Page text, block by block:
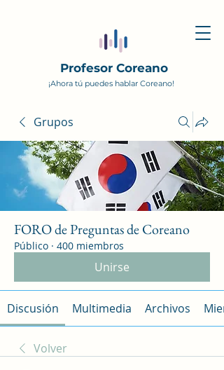
Profesor Coreano
¡Ahora tú puedes hablar Coreano!
Grupos
FORO de Preguntas de Coreano
Público · 400 miembros
Unirse
Discusión Multimedia Archivos
Volver